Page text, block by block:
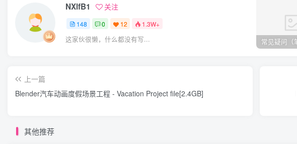
NXlfB1 关注
148 0 12 1.3W+
这家伙很懒，什么都没有写...
上一篇
Blender汽车动画度假场景工程 - Vacation Project file[2.4GB]
其他推荐